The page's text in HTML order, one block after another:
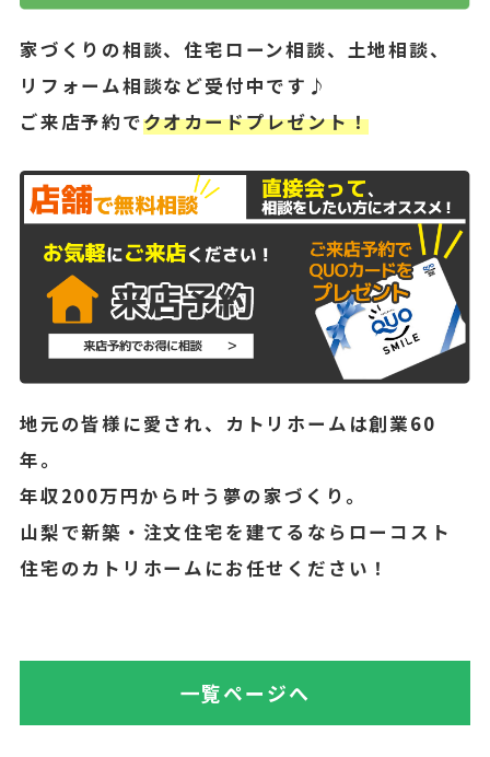
家づくりの相談、住宅ローン相談、土地相談、
リフォーム相談など受付中です♪
ご来店予約でクオカードプレゼント！
地元の皆様に愛され、カトリホームは創業60
年。
年収200万円から叶う夢の家づくり。
山梨で新築・注文住宅を建てるならローコスト
住宅のカトリホームにお任せください！
一覧ページへ